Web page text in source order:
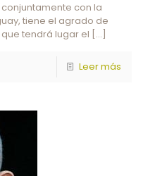
conjuntamente con la
tiene el agrado de
tendrá lugar el […]
Leer más